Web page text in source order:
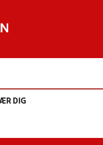
DIG